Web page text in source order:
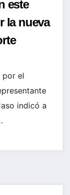
este
la nueva
por el
indicó a